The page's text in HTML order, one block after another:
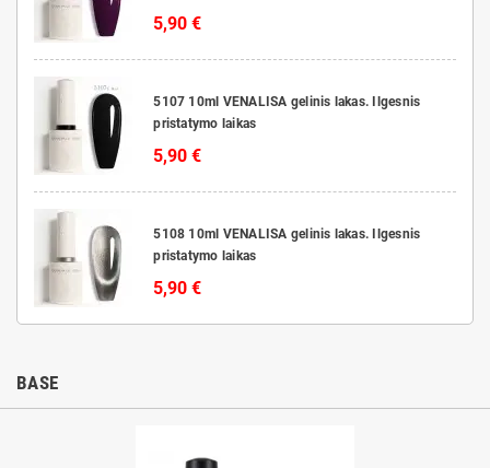
5,90 €
5107 10ml VENALISA gelinis lakas. Ilgesnis
pristatymo laikas
5,90 €
5108 10ml VENALISA gelinis lakas. Ilgesnis
pristatymo laikas
5,90 €
BASE